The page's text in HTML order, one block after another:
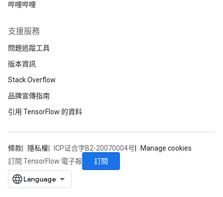
哔哩哔哩
支援服務
問題追蹤工具
版本資訊
Stack Overflow
品牌宣傳指南
引用 TensorFlow 的資料
條款 隱私權 ICP证合字B2-20070004号
Manage cookies
訂閱 TensorFlow 電子報
訂閱